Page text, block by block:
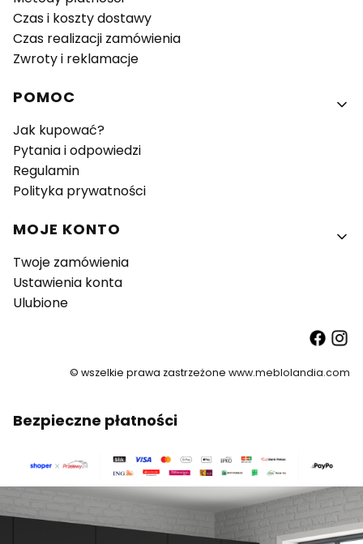
Czas i koszty dostawy
Czas realizacji zamówienia
Zwroty i reklamacje
POMOC
Jak kupować?
Pytania i odpowiedzi
Regulamin
Polityka prywatności
MOJE KONTO
Twoje zamówienia
Ustawienia konta
Ulubione
© wszelkie prawa zastrzeżone www.meblolandia.com
Bezpieczne płatności